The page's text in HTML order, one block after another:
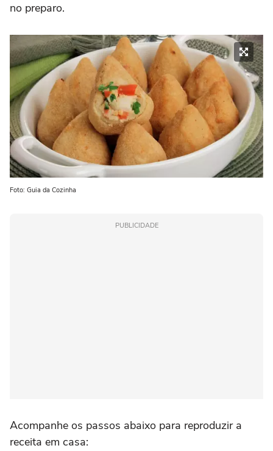
no preparo.
Foto: Guia da Cozinha
PUBLICIDADE
Acompanhe os passos abaixo para reproduzir a
receita em casa: